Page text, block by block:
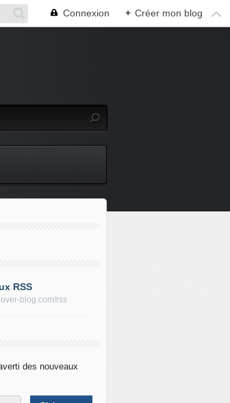
Connexion + Créer mon blog
RSS
blog.com/rss
des nouveaux